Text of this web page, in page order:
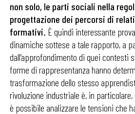
non solo, le parti sociali nella
progettazione dei percorsi di
formativi. È quindi interessante
dinamiche sottese a tale rapporto, a
dall’approfondimento di quei contesti
forme di rappresentanza hanno
trasformazione dello stesso
rivoluzione industriale è, in
è possibile analizzare le tensioni che